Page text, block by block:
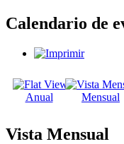
Calendario de
Anual Mensual
Vista Mensual